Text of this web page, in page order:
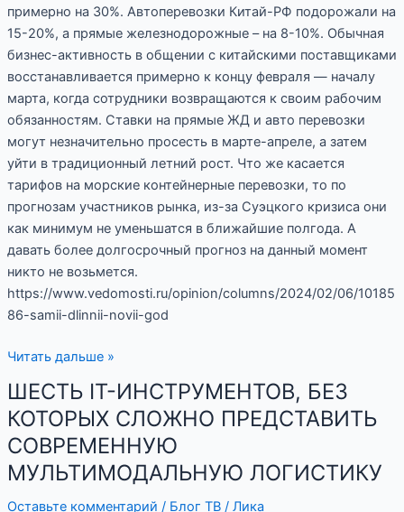
примерно на 30%. Автоперевозки Китай-РФ подорожали на
15-20%, а прямые железнодорожные – на 8-10%. Обычная
бизнес-активность в общении с китайскими поставщиками
восстанавливается примерно к концу февраля — началу
марта, когда сотрудники возвращаются к своим рабочим
обязанностям. Ставки на прямые ЖД и авто перевозки
могут незначительно просесть в марте-апреле, а затем
уйти в традиционный летний рост. Что же касается
тарифов на морские контейнерные перевозки, то по
прогнозам участников рынка, из-за Суэцкого кризиса они
как минимум не уменьшатся в ближайшие полгода. А
давать более долгосрочный прогноз на данный момент
никто не возьмется.
https://www.vedomosti.ru/opinion/columns/2024/02/06/10185
86-samii-dlinnii-novii-god
Читать дальше »
ШЕСТЬ IT-ИНСТРУМЕНТОВ, БЕЗ
КОТОРЫХ СЛОЖНО ПРЕДСТАВИТЬ
СОВРЕМЕННУЮ
МУЛЬТИМОДАЛЬНУЮ ЛОГИСТИКУ
Оставьте комментарий / Блог ТВ/ Лика
ШЕСТЬ
IT-
ИНСТРУМЕНТОВ,
БЕЗ
КОТОРЫХ